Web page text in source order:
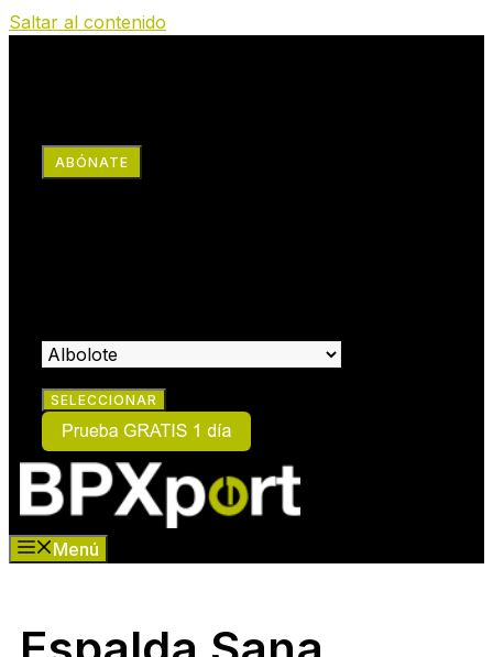
Saltar al contenido
ABÓNATE
Menú